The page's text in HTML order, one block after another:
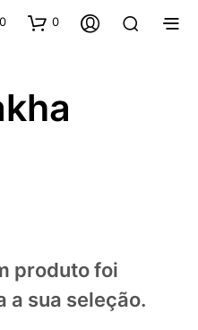
0 0
produto foi
a sua seleção.